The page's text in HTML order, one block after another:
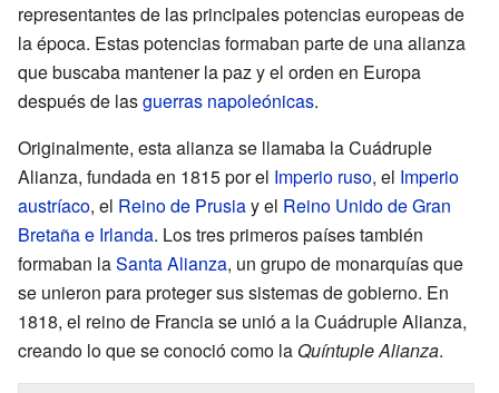
representantes de las principales potencias europeas de
la época. Estas potencias formaban parte de una alianza
que buscaba mantener la paz y el orden en Europa
después de lasguerras napoleónicas.
Originalmente, esta alianza se llamaba la Cuádruple
Alianza, fundada en 1815 por el Imperio ruso, el Imperio
austríaco, el Reino de Prusiay el Reino Unido de Gran
Bretaña e Irlanda. Los tres primeros países también
formaban laSanta Alianza, un grupo de monarquías que
se unieron para proteger sus sistemas de gobierno. En
1818, el reino de Francia se unió a la Cuádruple Alianza,
creando lo que se conoció como la Quíntuple Alianza.